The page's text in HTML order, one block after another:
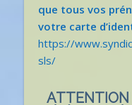
que tous vos
votre carte
https://
sls/
ATTENTION